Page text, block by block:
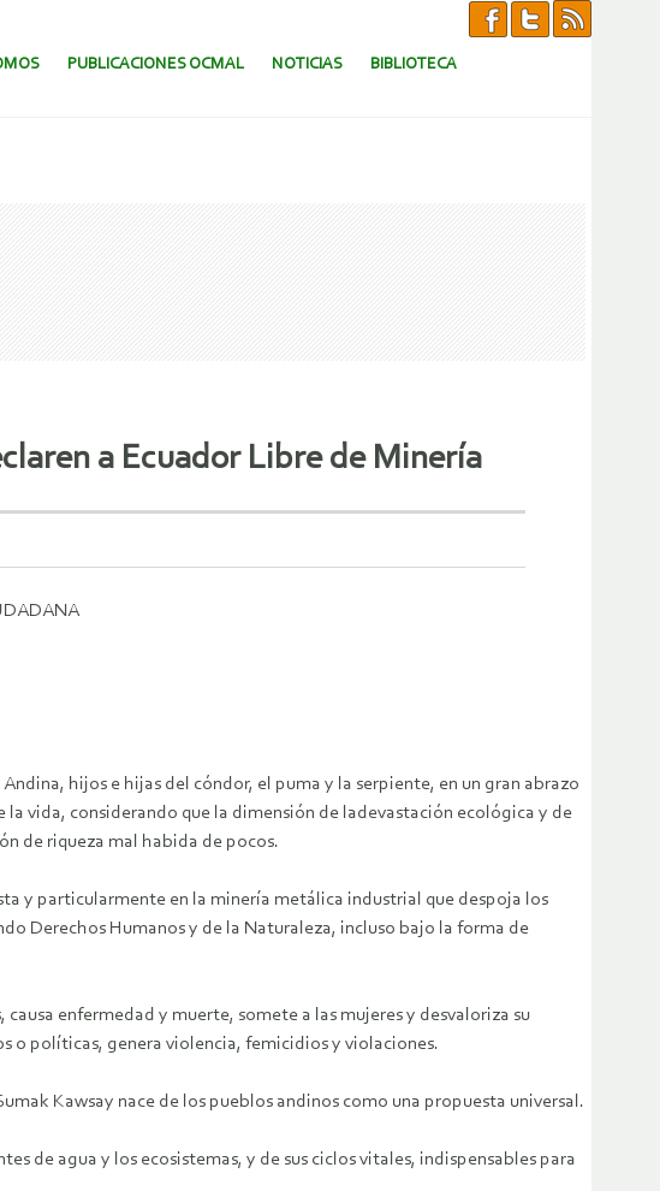
PUBLICACIONES OCMAL NOTICIAS BIBLIOTECA
a Ecuador Libre de Minería
hijos e hijas del cóndor, el puma y la serpiente, en un gran abrazo
vida, considerando que la dimensión de ladevastación ecológica y de
de riqueza mal habida de pocos.
y particularmente en la minería metálica industrial que despoja los
Derechos Humanos y de la Naturaleza, incluso bajo la forma de
enfermedad y muerte, somete a las mujeres y desvaloriza su
o políticas, genera violencia, femicidios y violaciones.
Kawsay nace de los pueblos andinos como una propuesta universal.
de agua y los ecosistemas, y de sus ciclos vitales, indispensables para